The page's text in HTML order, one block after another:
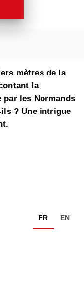
mètres de la
la
par les Normands
? Une intrigue
FR EN